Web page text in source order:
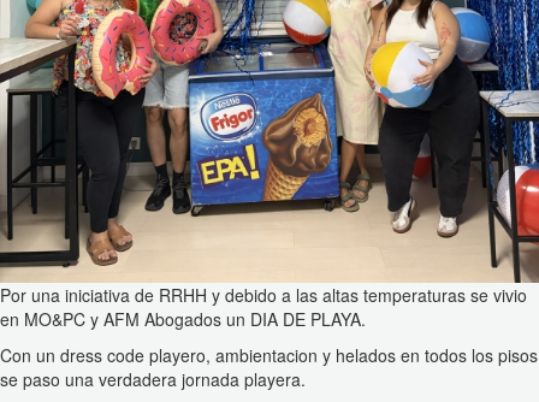
Por una iniciativa de RRHH y debido a las altas temperaturas se vivio
en MO&PC y AFM Abogados un DIA DE PLAYA.
Con un dress code playero, ambientacion y helados en todos los pisos
se paso una verdadera jornada playera.